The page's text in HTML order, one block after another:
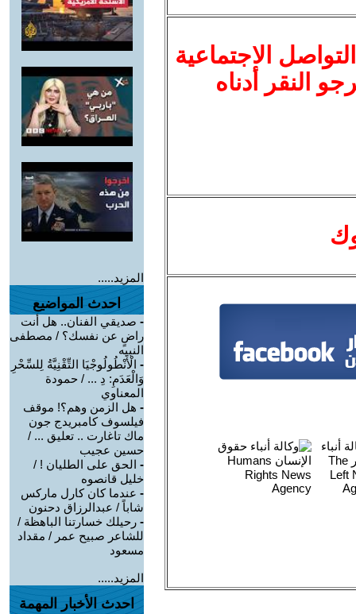
الاجتماعية
النقر أدناه
المزيد.....
احدث المواضيع
- صديقي الفنان.. هل أنت
راضٍ عن نفسك؟ / مصطفى
النبيه
- الْأَنْطُولُوجْيَا التِّقْنِيَّةُ لِلسِّحْرِ
وَالْعَدَمِ: دِ ... / حمودة
المعناوي
- هل الزمن وهم؟! موقف
فيلسوف كامبريدج جون
ماك تاغارت .. تعليق ... /
حسين عجيب
- الحق على الطليان ! /
خليل قانصوه
- عندما كان كارل ماركس
شاباً / عبدالرزاق دحنون
- رحيلك خسارتنا الباهظة /
للشاعر صبيح عمر / مقداد
مسعود
المزيد.....
احدث الأخبار المهمة